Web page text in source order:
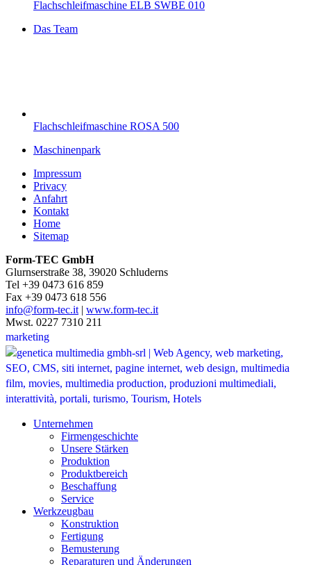
Flachschleifmaschine ELB SWBE 010
Das Team
Flachschleifmaschine ROSA 500
Maschinenpark
Impressum
Privacy
Anfahrt
Kontakt
Home
Sitemap
Form-TEC GmbH
Glurnserstraße 38, 39020 Schluderns
Tel +39 0473 616 859
Fax +39 0473 618 556
info@form-tec.it| www.form-tec.it
Mwst. 0227 7310 211
marketing
Unternehmen
Firmengeschichte
Unsere Stärken
Produktion
Produktbereich
Beschaffung
Service
Werkzeugbau
Konstruktion
Fertigung
Bemusterung
Reparaturen und Änderungen